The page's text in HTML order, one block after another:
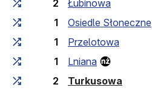
2
Łubinowa
1
Osiedle Słoneczne
1
Przelotowa
1
Lniana
2
Turkusowa